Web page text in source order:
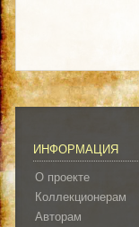
ИНФОРМАЦИЯ
О проекте
Коллекционерам
Авторам